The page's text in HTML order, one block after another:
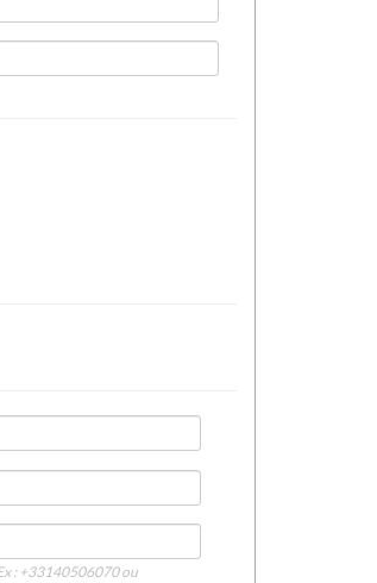
: +33140506070 ou